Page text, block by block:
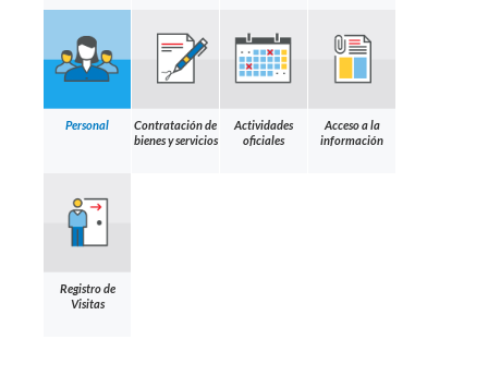
Personal
Contratación de
bienes y servicios
Actividades
oficiales
Acceso a la
información
Registro de
Visitas